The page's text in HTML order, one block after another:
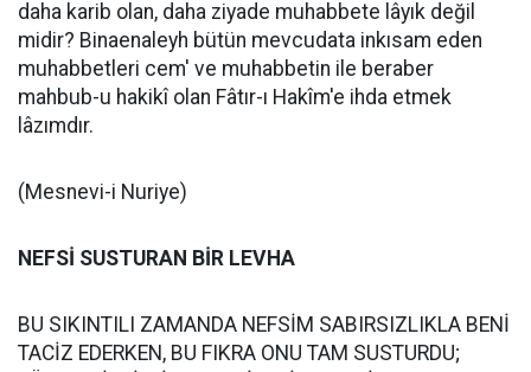
daha karib olan, daha ziyade muhabbete lâyık değil
midir? Binaenaleyh bütün mevcudata inkısam eden
muhabbetleri cem' ve muhabbetin ile beraber
mahbub-u hakikî olan Fâtır-ı Hakîm'e ihda etmek
lâzımdır.
(Mesnevi-i Nuriye)
NEFSİ SUSTURAN BİR LEVHA
BU SIKINTILI ZAMANDA NEFSİM SABIRSIZLIKLA BENİ
TACİZ EDERKEN, BU FIKRA ONU TAM SUSTURDU;